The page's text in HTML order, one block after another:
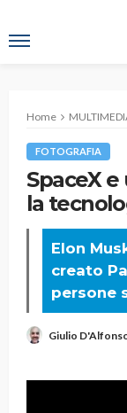
Home
FOTOGRAFIA
SpaceX
la
Elon
creato
persone
Giulio